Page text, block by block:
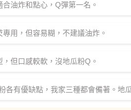
合油炸和點心，Q彈第一名。
專用，但容易糊，不建議油炸。
，但口感較軟，沒地瓜粉Q。
各有優缺點，我家三種都會備著。地